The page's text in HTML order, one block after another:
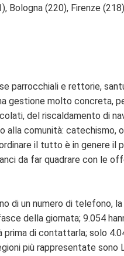
Bologna (220), Firenze
parrocchiali e rettorie,
gestione molto concreta,
del riscaldamento di
comunità: catechismo,
il tutto è in genere il
da far quadrare con le
di un numero di telefono,
della giornata; 9.054
di contattarla; solo
più rappresentate sono